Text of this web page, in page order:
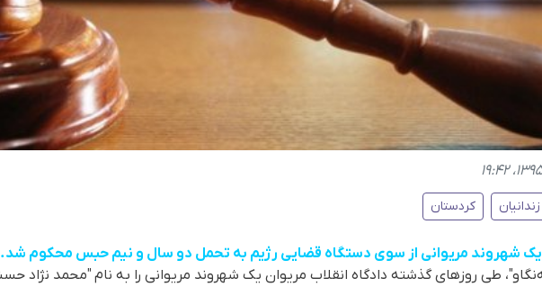
زندانیان کردستان
یک شهروند مریوانی از سوی دستگاه قضایی رژیم بە تحمل دو سال و نیم حبس محکوم شد.